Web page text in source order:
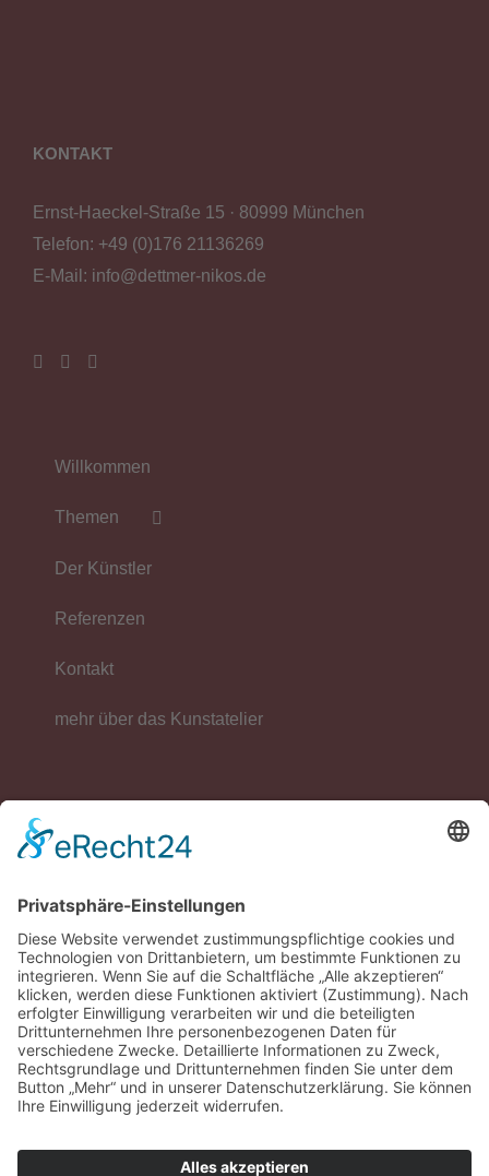
KONTAKT
Ernst-Haeckel-Straße 15 · 80999 München
Telefon: +49 (0)176 21136269
E-Mail: info@dettmer-nikos.de
Willkommen
Themen
Der Künstler
Referenzen
Kontakt
mehr über das Kunstatelier